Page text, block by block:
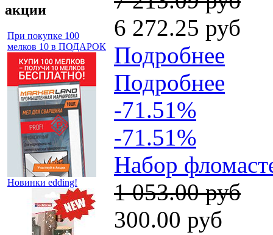
акции
При покупке 100
мелков 10 в ПОДАРОК
Новинки edding!
6 272.25 руб
Подробнее
Подробнее
-71.51%
-71.51%
Набор
1 053.00 руб
300.00 руб